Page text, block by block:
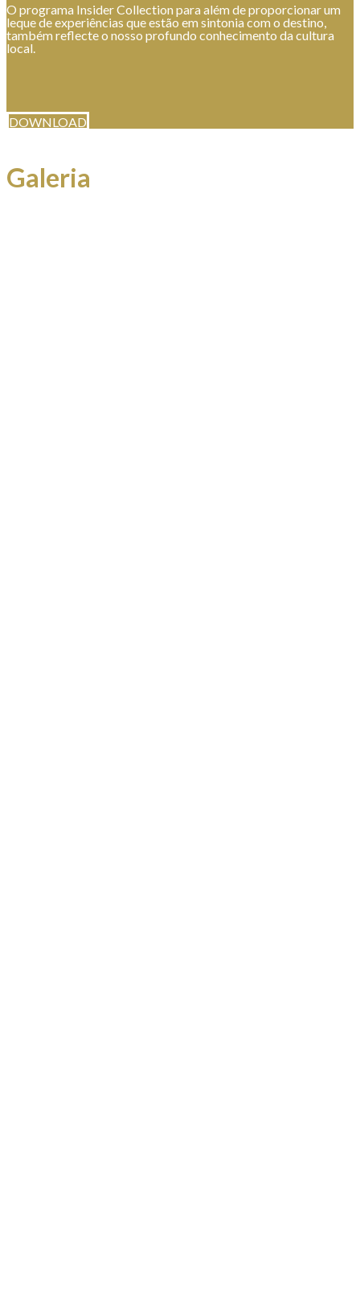
O programa Insider Collection para além de proporcionar um
leque de experiências que estão em sintonia com o destino,
também reflecte o nosso profundo conhecimento da cultura
local.
DOWNLOAD
Galeria